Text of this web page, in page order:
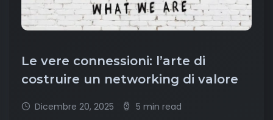
Le vere connessioni: l’arte di
costruire un networking di valore
Dicembre 20, 2025 5 min read